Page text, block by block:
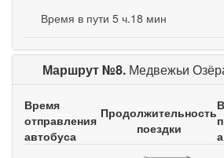
Время в пути 5 ч.18 мин
Маршрут №8. Медвежьи
Время
отправления
автобуса
Продолжительность
поездки